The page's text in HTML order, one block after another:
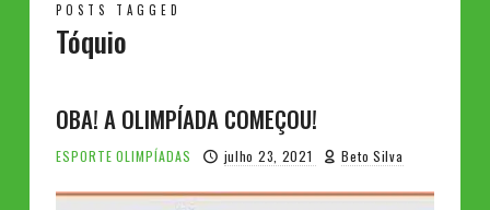
POSTS TAGGED
Tóquio
OBA! A OLIMPÍADA COMEÇOU!
ESPORTE OLIMPÍADAS julho 23, 2021 Beto Silva